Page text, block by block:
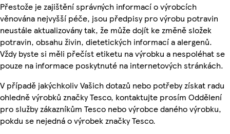
Přestože je zajištění správných informací o výrobcích
věnována nejvyšší péče, jsou předpisy pro výrobu potravin
neustále aktualizovány tak, že může dojít ke změně složek
potravin, obsahu živin, dietetických informací a alergenů.
Vždy byste si měli přečíst etiketu na výrobku a nespoléhat se
pouze na informace poskytnuté na internetových stránkách.
V případě jakýchkoliv Vašich dotazů nebo potřeby získat radu
ohledně výrobků značky Tesco, kontaktujte prosím Oddělení
pro služby zákazníkům Tesco nebo výrobce daného výrobku,
pokdu se nejedná o výrobek značky Tesco.